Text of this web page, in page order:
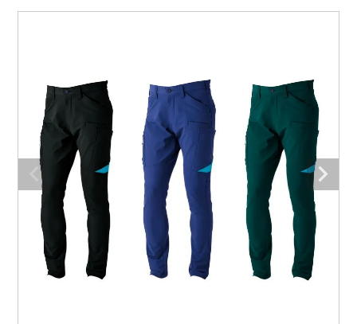
防寒着
作業用手袋
アウトドア・スポーツ
ワークスーツ
ミズノ安全靴ランキング
作業着ランキング
アウトドアウェアランキング
つなぎランキング
アイトス株式会社
コーコス ジーベック
クロダルマ 桑和
山田辰 クレヒフク
農作業服
電気・設備作業服
配達・営業作業服
自動車整備士作業服